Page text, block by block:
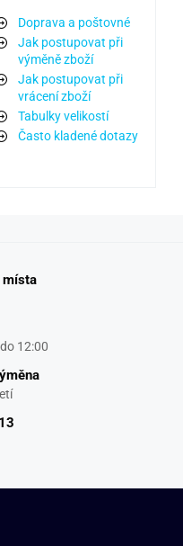
Doprava a poštovné
Jak postupovat při
výměně zboží
Jak postupovat při
vrácení zboží
Tabulky velikostí
Často kladené dotazy
místa
12:00